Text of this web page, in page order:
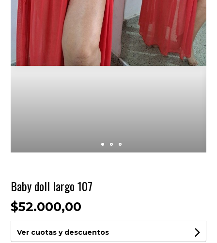
Baby doll largo 107
$52.000,00
Ver cuotas y descuentos